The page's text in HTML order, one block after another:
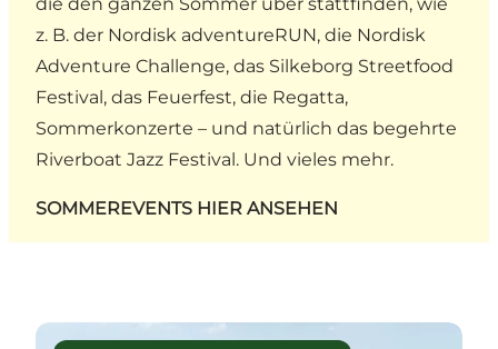
z. B. der Nordisk adventureRUN, die Nordisk
Adventure Challenge, das Silkeborg Streetfood
Festival, das Feuerfest, die Regatta,
Sommerkonzerte – und natürlich das begehrte
Riverboat Jazz Festival. Und vieles mehr.
SOMMEREVENTS HIER ANSEHEN
Nostalgie an den Seen